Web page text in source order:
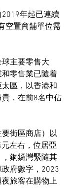
年起已連續
空置商舖單位需
主要零售大
零售業已隨着
區，以香港和
，在前8名中佔
街區商店）以
左右，位居亞
銅鑼灣緊隨其
府數字，2023
旅客在購物上